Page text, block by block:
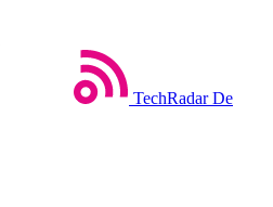
TechRadar De